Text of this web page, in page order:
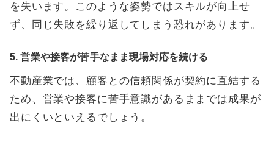
を失います。このような姿勢ではスキルが向上せ
ず、同じ失敗を繰り返してしまう恐れがあります。
5. 営業や接客が苦手なまま現場対応を続ける
不動産業では、顧客との信頼関係が契約に直結する
ため、営業や接客に苦手意識があるままでは成果が
出にくいといえるでしょう。